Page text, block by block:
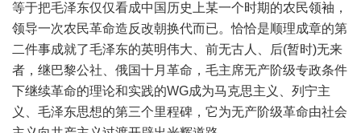
等于把毛泽东仅仅看成中国历史上某一个时期的农民领袖，
领导一次农民革命造反改朝换代而已。恰恰是顺理成章的第
二件事成就了毛泽东的英明伟大、前无古人、后(暂时)无来
者，继巴黎公社、俄国十月革命，毛主席无产阶级专政条件
下继续革命的理论和实践的WG成为马克思主义、列宁主
义、毛泽东思想的第三个里程碑，它为无产阶级革命由社会